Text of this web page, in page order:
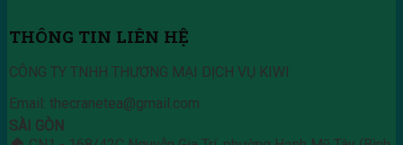
THÔNG TIN LIÊN HỆ
CÔNG TY TNHH THƯƠNG MẠI DỊCH VỤ KIWI
Email: thecranetea@gmail.com
SÀI GÒN